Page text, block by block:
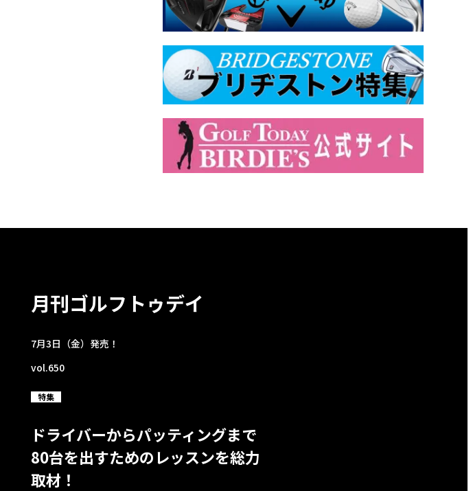
月刊ゴルフトゥデイ
7月3日（金）発売！
vol.650
特集
ドライバーからパッティングまで
80台を出すためのレッスンを総力
取材！